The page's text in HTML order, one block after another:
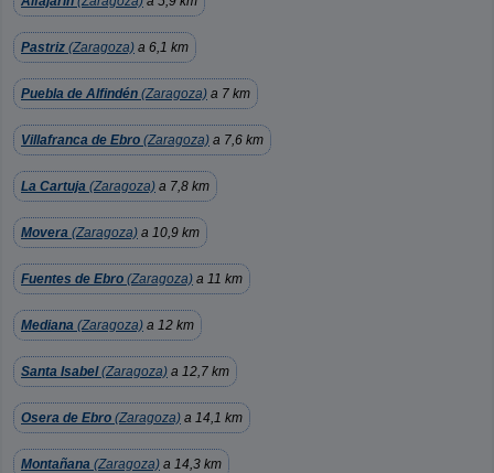
Pastriz (Zaragoza) a 6,1 km
Puebla de Alfindén (Zaragoza) a 7 km
Villafranca de Ebro (Zaragoza) a 7,6 km
La Cartuja (Zaragoza) a 7,8 km
Movera (Zaragoza) a 10,9 km
Fuentes de Ebro (Zaragoza) a 11 km
Mediana (Zaragoza) a 12 km
Santa Isabel(Zaragoza) a 12,7 km
Osera de Ebro (Zaragoza) a 14,1 km
Montañana (Zaragoza) a 14,3 km